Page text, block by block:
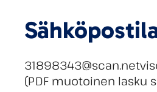
(PDF muotoinen lasku